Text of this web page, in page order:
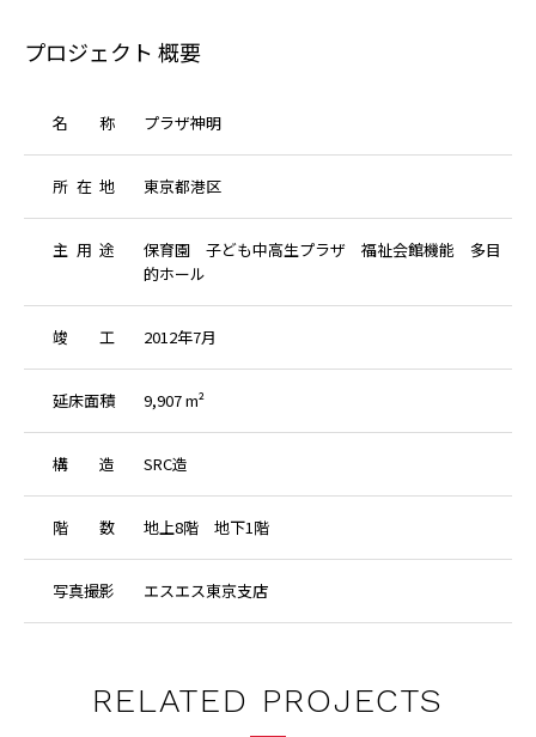
プロジェクト 概要
名 称 プラザ神明
所 在 地 東京都港区
主 用 途
保育園 子ども中高生プラザ 福祉会館機能 多目
的ホール
竣 工 2012年7月
延床面積 9,907 m²
構 造 SRC造
階 数 地上8階 地下1階
写真撮影 エスエス東京支店
RELATED PROJECTS